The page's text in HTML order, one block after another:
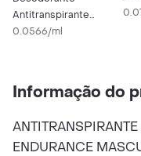
Antitranspirante
Aerossol Bozzano
0.0566/ml
Informação do
ENDURANCE